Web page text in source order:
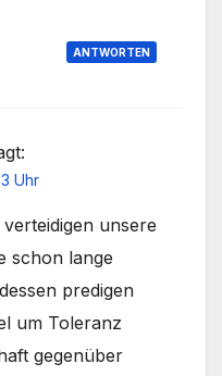
ANTWORTEN
Uhr
unsere
schon lange
predigen
um Toleranz
gegenüber